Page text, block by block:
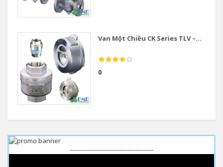
Van Một Chiều CK Series TLV –...
0
------------------------------------------